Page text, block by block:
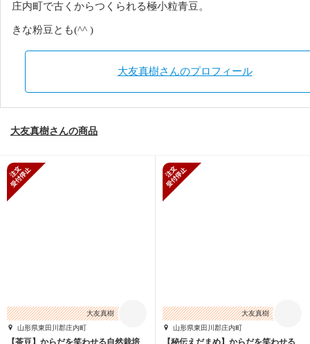
庄内町で古くからつくられる極小粒青豆。
きな粉豆とも(^^ )
大友真樹さんのプロフィール
大友真樹さんの商品
大友真樹
山形県東田川郡庄内町
【茶豆】からだを笑わせる自然栽培
大友真樹
山形県東田川郡庄内町
【秘伝えだまめ】からだを笑わせる